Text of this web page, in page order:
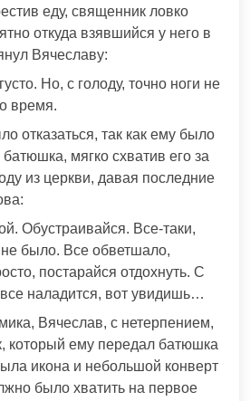
еду, священник ловко
откуда взявшийся у него в
Вячеславу:
Но, с голоду, точно ноги не
время.
отказаться, так как ему было
мягко схватив его за
из церкви, давая последние
Обустраивайся. Все-таки,
было. Все обветшало,
постарайся отдохнуть. С
наладится, вот увидишь…
Вячеслав, с нетерпением,
который ему передал батюшка
икона и небольшой конверт
было хватить на первое